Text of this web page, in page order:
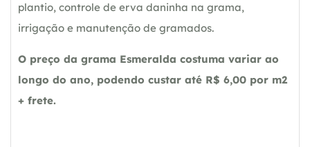
plantio, controle de erva daninha na grama,
irrigação e manutenção de gramados.
O preço da grama Esmeralda costuma variar ao
longo do ano, podendo custar até R$ 6,00 por m2
+ frete.